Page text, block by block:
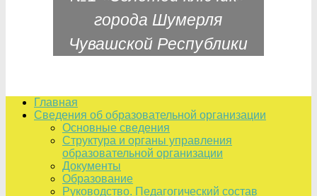
города Шумерля
Чувашской Республики
Главная
Сведения об образовательной организации
Основные сведения
Структура и органы управления
образовательной организации
Документы
Образование
Руководство. Педагогический состав